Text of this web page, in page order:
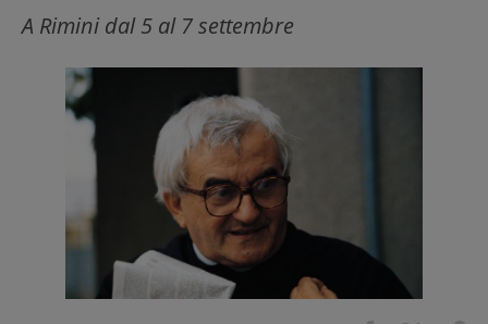
A Rimini dal 5 al 7 settembre